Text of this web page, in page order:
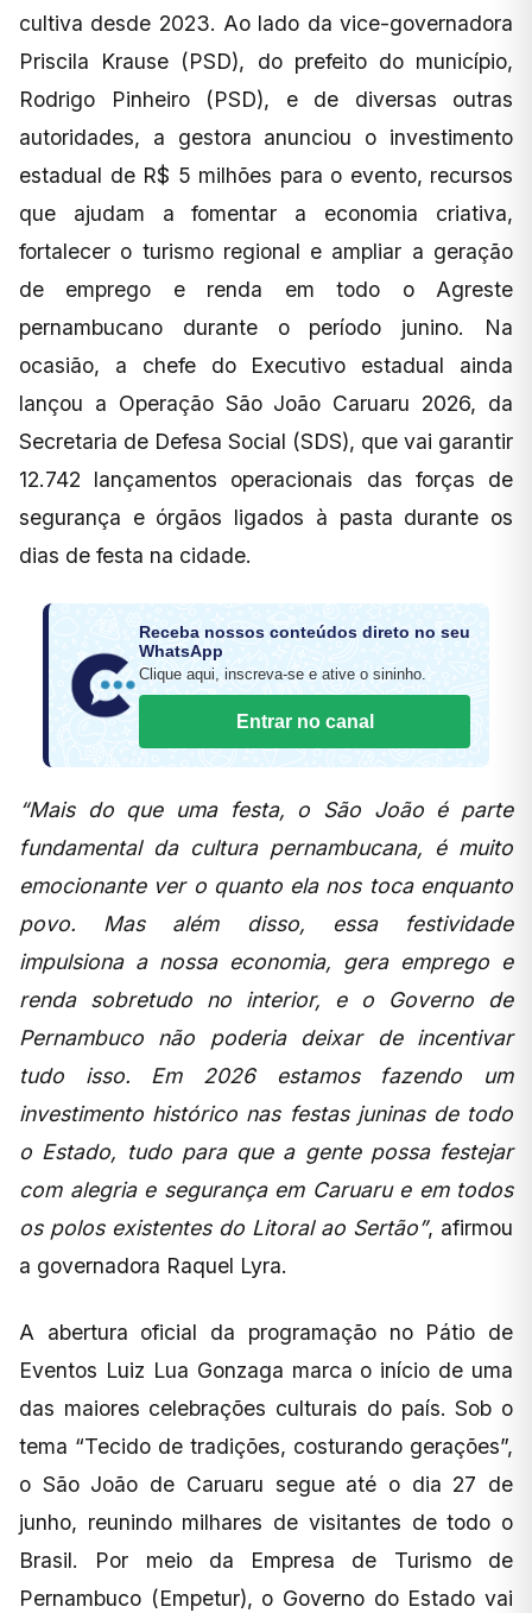
cultiva desde 2023. Ao lado da vice-governadora
Priscila Krause (PSD), do prefeito do município,
Rodrigo Pinheiro (PSD), e de diversas outras
autoridades, a gestora anunciou o investimento
estadual de R$ 5 milhões para o evento, recursos
que ajudam a fomentar a economia criativa,
fortalecer o turismo regional e ampliar a geração
de emprego e renda em todo o Agreste
pernambucano durante o período junino. Na
ocasião, a chefe do Executivo estadual ainda
lançou a Operação São João Caruaru 2026, da
Secretaria de Defesa Social (SDS), que vai garantir
12.742 lançamentos operacionais das forças de
segurança e órgãos ligados à pasta durante os
dias de festa na cidade.
Receba nossos conteúdos direto no seu
WhatsApp
Clique aqui, inscreva-se e ative o sininho.
Entrar no canal
“Mais do que uma festa, o São João é parte
fundamental da cultura pernambucana, é muito
emocionante ver o quanto ela nos toca enquanto
povo. Mas além disso, essa festividade
impulsiona a nossa economia, gera emprego e
renda sobretudo no interior, e o Governo de
Pernambuco não poderia deixar de incentivar
tudo isso. Em 2026 estamos fazendo um
investimento histórico nas festas juninas de todo
o Estado, tudo para que a gente possa festejar
com alegria e segurança em Caruaru e em todos
os polos existentes do Litoral ao Sertão”, afirmou
a governadora Raquel Lyra.
A abertura oficial da programação no Pátio de
Eventos Luiz Lua Gonzaga marca o início de uma
das maiores celebrações culturais do país. Sob o
tema “Tecido de tradições, costurando gerações”,
o São João de Caruaru segue até o dia 27 de
junho, reunindo milhares de visitantes de todo o
Brasil. Por meio da Empresa de Turismo de
Pernambuco (Empetur), o Governo do Estado vai